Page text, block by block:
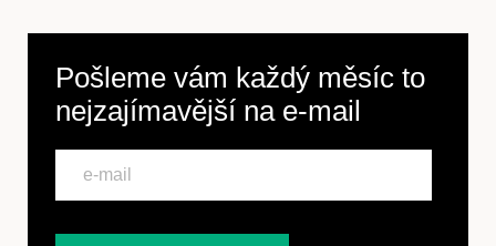
Pošleme vám každý měsíc to
nejzajímavější na e-mail